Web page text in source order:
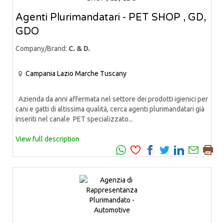
Agenti Plurimandatari - PET SHOP , GD,
GDO
Company/Brand: C. & D.
Campania Lazio Marche Tuscany
Azienda da anni affermata nel settore dei prodotti igienici per
cani e gatti di altissima qualità, cerca agenti plurimandatari già
inseriti nel canale PET specializzato...
View full description